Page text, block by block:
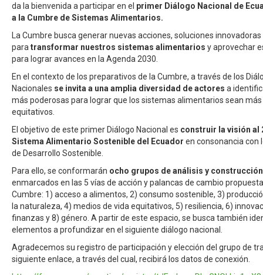
da la bienvenida a participar en el primer Diálogo Nacional de
a la Cumbre de Sistemas Alimentarios.
La Cumbre busca generar nuevas acciones, soluciones
para transformar nuestros sistemas alimentarios y aprovechar
para lograr avances en la Agenda 2030.
En el contexto de los preparativos de la Cumbre, a través de los
Nacionales se invita a una amplia diversidad de actores a
más poderosas para lograr que los sistemas alimentarios sean
equitativos.
El objetivo de este primer Diálogo Nacional es construir la visión al
Sistema Alimentario Sostenible del Ecuador en consonancia con
de Desarrollo Sostenible.
Para ello, se conformarán ocho grupos de análisis y
enmarcados en las 5 vías de acción y palancas de cambio
Cumbre: 1) acceso a alimentos, 2) consumo sostenible, 3)
la naturaleza, 4) medios de vida equitativos, 5) resiliencia, 6)
finanzas y 8) género. A partir de este espacio, se busca también
elementos a profundizar en el siguiente diálogo nacional.
Agradecemos su registro de participación y elección del grupo de
siguiente enlace, a través del cual, recibirá los datos de conexión.